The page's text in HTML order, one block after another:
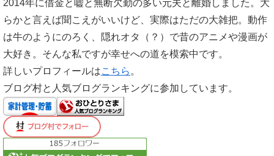
2014年に借金と嘘と無断欠勤の多い元夫と離婚しました。大
らかと言えば聞こえがいいけど、実際はただの大雑把。動作
は牛のようにのろく、隠れオタ（？）で昔のアニメや漫画が
大好き。そんな私ですが幸せへの道を模索中です。
詳しいプロフィールはこちら 。
ブログ村と人気ブログランキングに参加しています。